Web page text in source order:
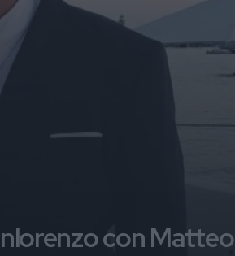
con Matteo